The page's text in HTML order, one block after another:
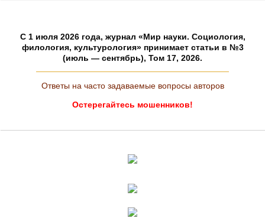
C 1 июля 2026 года, журнал «Мир науки. Социология,
филология, культурология» принимает статьи в №3
(июль — сентябрь), Том 17, 2026.
Ответы на часто задаваемые вопросы авторов
Остерегайтесь мошенников!